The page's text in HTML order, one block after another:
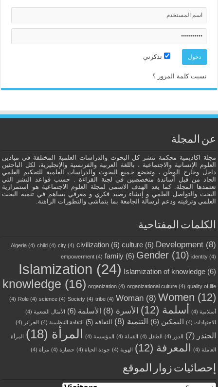
تذكرني
نسيت كلمة المرور ؟
عن المجلة
مجلة اكاديمية محكمة تنشر كل البحوث والدراسات العلمية المختلفة في ميادين
العلوم الإنسانية والاجتماعية ، باللغة العربية والفرنسية والإنجليزية، لكل الباحثين
داخل وخارج الوطن ، وتخضع جميع البحوث والدراسات العلمية للتحكيم العلمي
الجاد من قبل أساتذة متخصصين في لجنة القراءة . حسب قواعد النشر التي
تعتمدها المجلة. كما يعد الهدف الاسمى لمجلة العلوم الاجتماعية هو استمرارية
البحث والتواصل العلمي و إنشاء رصيد فكري و معرفي يساهم في تنمية البحث
العلمي وترقيته ودعم لرسالة الجامعة بما يتماشى والتطورات الراهنة.
الكلمات المفتاحية
Algeria(4) child(4) city(4) civilization(6) culture(6) Development(8)
empowerment(4) family(6) Gender(10) identity(4)
Islamization (24) Islamization of knowledge(6)
knowledge (16) organization(4) organizational culture(4) quality of life
(4) Role(4) science(4) Society(4) tribe(4) Woman(8) Women (12)
أسلامية (4) أسلمة (12) الأسرة (8) الأسلمة (6) الأمثال الشعبية (4)
الاجتهادات (4) التمكين (6) التنمية (8) الثقافة (5) الثقافة التنظيمية (4) الجزائر (4)
الجندر (7) الدور (4) الطفل (4) القبيلة (4) المؤسسة (4) المرأة (18) المرأة
العاملة (4) المعرفة (12) الهوية (4) جودة الحياة (4) حضارة (4) مرأة (4)
إحصائيات زوار الموقع